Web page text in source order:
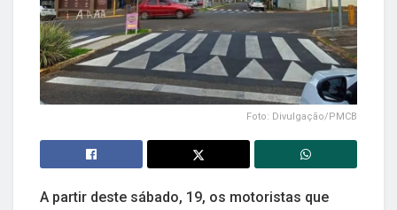
Foto: Divulgação/PMCB
A partir deste sábado, 19, os motoristas que